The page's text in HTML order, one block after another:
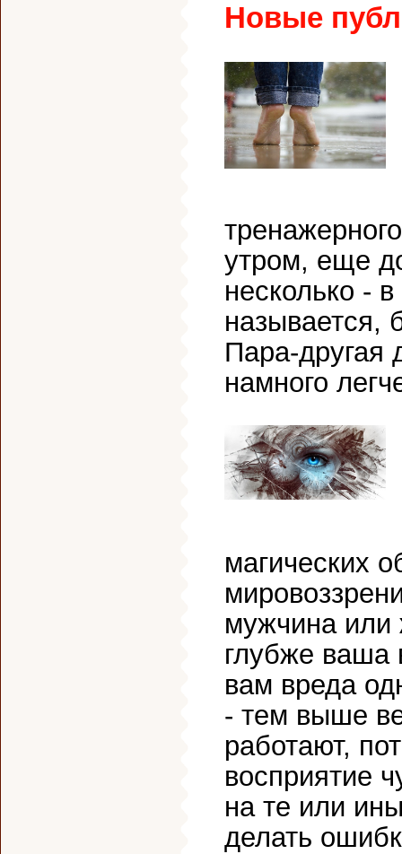
Новые
утром, еще
несколько -
называется,
Пара-другая
намного
магических
мужчина или
глубже ваша
вам вреда
- тем выше
работают,
восприятие
на те или
делать